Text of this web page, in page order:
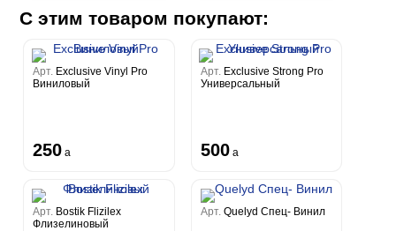
С этим товаром покупают:
Арт. Exclusive Vinyl Pro
Виниловый
250 a
Арт. Exclusive Strong Pro
Универсальный
500 a
Арт. Bostik Flizilex
Флизелиновый
Арт. Quelyd Спец- Винил